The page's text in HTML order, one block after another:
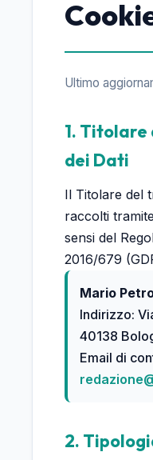
Ultimo
1.
dei Dati
Il Titolare del
raccolti
sensi del
2016/679
Mario
Indirizzo:
40138
Email di
2.